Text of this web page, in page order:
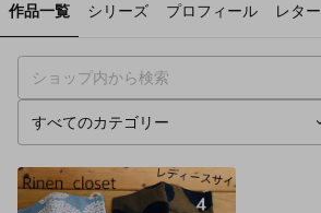
作品一覧 シリーズ プロフィール レター